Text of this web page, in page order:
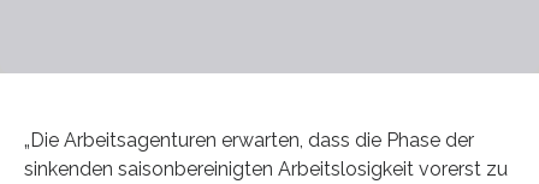
„Die Arbeitsagenturen erwarten, dass die Phase der
sinkenden saisonbereinigten Arbeitslosigkeit vorerst zu